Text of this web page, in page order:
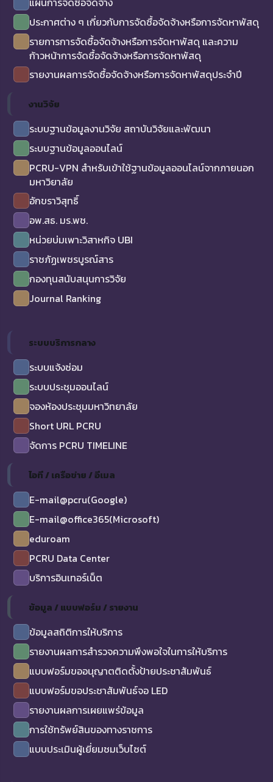
ประกาศต่าง ๆ เกี่ยวกับการจัดซื้อจัดจ้างหรือการจัดหาพัสดุ
รายการการจัดซื้อจัดจ้างหรือการจัดหาพัสดุ และความ
ก้าวหน้าการจัดซื้อจัดจ้างหรือการจัดหาพัสดุ
รายงานผลการจัดซื้อจัดจ้างหรือการจัดหาพัสดุประจำปี
งานวิจัย
ระบบฐานข้อมูลงานวิจัย สถาบันวิจัยและพัฒนา
ระบบฐานข้อมูลออนไลน์
PCRU-VPN สำหรับเข้าใช้ฐานข้อมูลออนไลน์จากภายนอก
มหาวิยาลัย
อักขราวิสุทธิ์
อพ.สธ. มร.พช.
หน่วยบ่มเพาะวิสาหกิจ UBI
ราชภัฏเพชรบูรณ์สาร
กองทุนสนับสนุนการวิจัย
Journal Ranking
ระบบบริการกลาง
ระบบแจ้งซ่อม
ระบบประชุมออนไลน์
จองห้องประชุมมหาวิทยาลัย
Short URL PCRU
จัดการ PCRU TIMELINE
ไอที / เครือข่าย / อีเมล
E-mail@pcru(Google)
E-mail@office365(Microsoft)
eduroam
PCRU Data Center
บริการอินเทอร์เน็ต
ข้อมูล / แบบฟอร์ม / รายงาน
ข้อมูลสถิติการให้บริการ
รายงานผลการสำรวจความพึงพอใจในการให้บริการ
แบบฟอร์มขออนุญาตติดตั้งป้ายประชาสัมพันธ์
แบบฟอร์มขอประชาสัมพันธ์จอ LED
รายงานผลการเผยแพร่ข้อมูล
การใช้ทรัพย์สินของทางราชการ
แบบประเมินผู้เยี่ยมชมเว็บไซต์